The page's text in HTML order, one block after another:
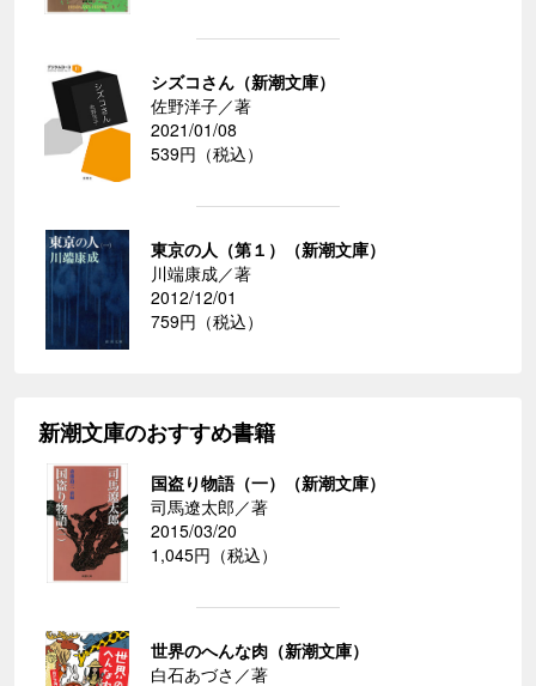
シズコさん（新潮文庫）
佐野洋子／著
2021/01/08
539円（税込）
東京の人（第１）（新潮文庫）
川端康成／著
2012/12/01
759円（税込）
新潮文庫のおすすめ書籍
国盗り物語（一）（新潮文庫）
司馬遼太郎／著
2015/03/20
1,045円（税込）
世界のへんな肉（新潮文庫）
白石あづさ／著